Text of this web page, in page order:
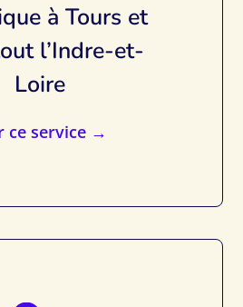
à Tours et
l’Indre-et-
Loire
ce service →